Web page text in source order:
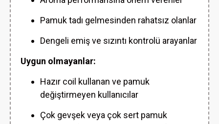
Pamuk tadı gelmesinden rahatsız olanlar
Dengeli emiş ve sızıntı kontrolü arayanlar
Uygun olmayanlar:
Hazır coil kullanan ve pamuk
değiştirmeyen kullanıcılar
Çok gevşek veya çok sert pamuk